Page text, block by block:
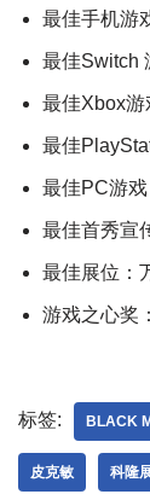
最佳手机游
最佳Switch
最佳Xbox游
最佳
最佳PC游
最佳首秀宣
最佳展位：
游戏之心奖
标签: BLACK
皮克敏 科隆